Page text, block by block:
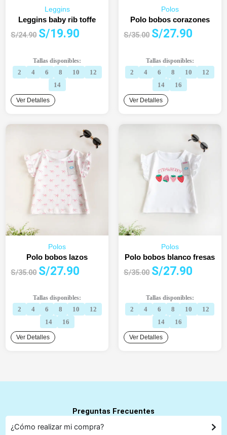
Leggins
Leggins baby rib toffe
S/24.90
El
era:
S/24.90.
S/19.90
es:
S/19.90.
Tallas disponibles:
2 4 6 8 10
12
14
Ver Detalles
Polos
Polo bobos corazones
S/35.00
El
era:
S/35.00.
S/27.90
es:
S/27.90.
Tallas disponibles:
2 4 6 8 10
12
14
16
Ver Detalles
Polos
Polo bobos lazos
S/35.00
El
era:
S/35.00.
S/27.90
es:
S/27.90.
Tallas disponibles:
2 4 6 8 10
12
14
16
Ver Detalles
Polos
Polo bobos blanco fresas
S/35.00
El
era:
S/35.00.
S/27.90
es:
S/27.90.
Tallas disponibles:
2 4 6 8 10
12
14
16
Ver Detalles
Preguntas Frecuentes
¿Cómo realizar mi compra?